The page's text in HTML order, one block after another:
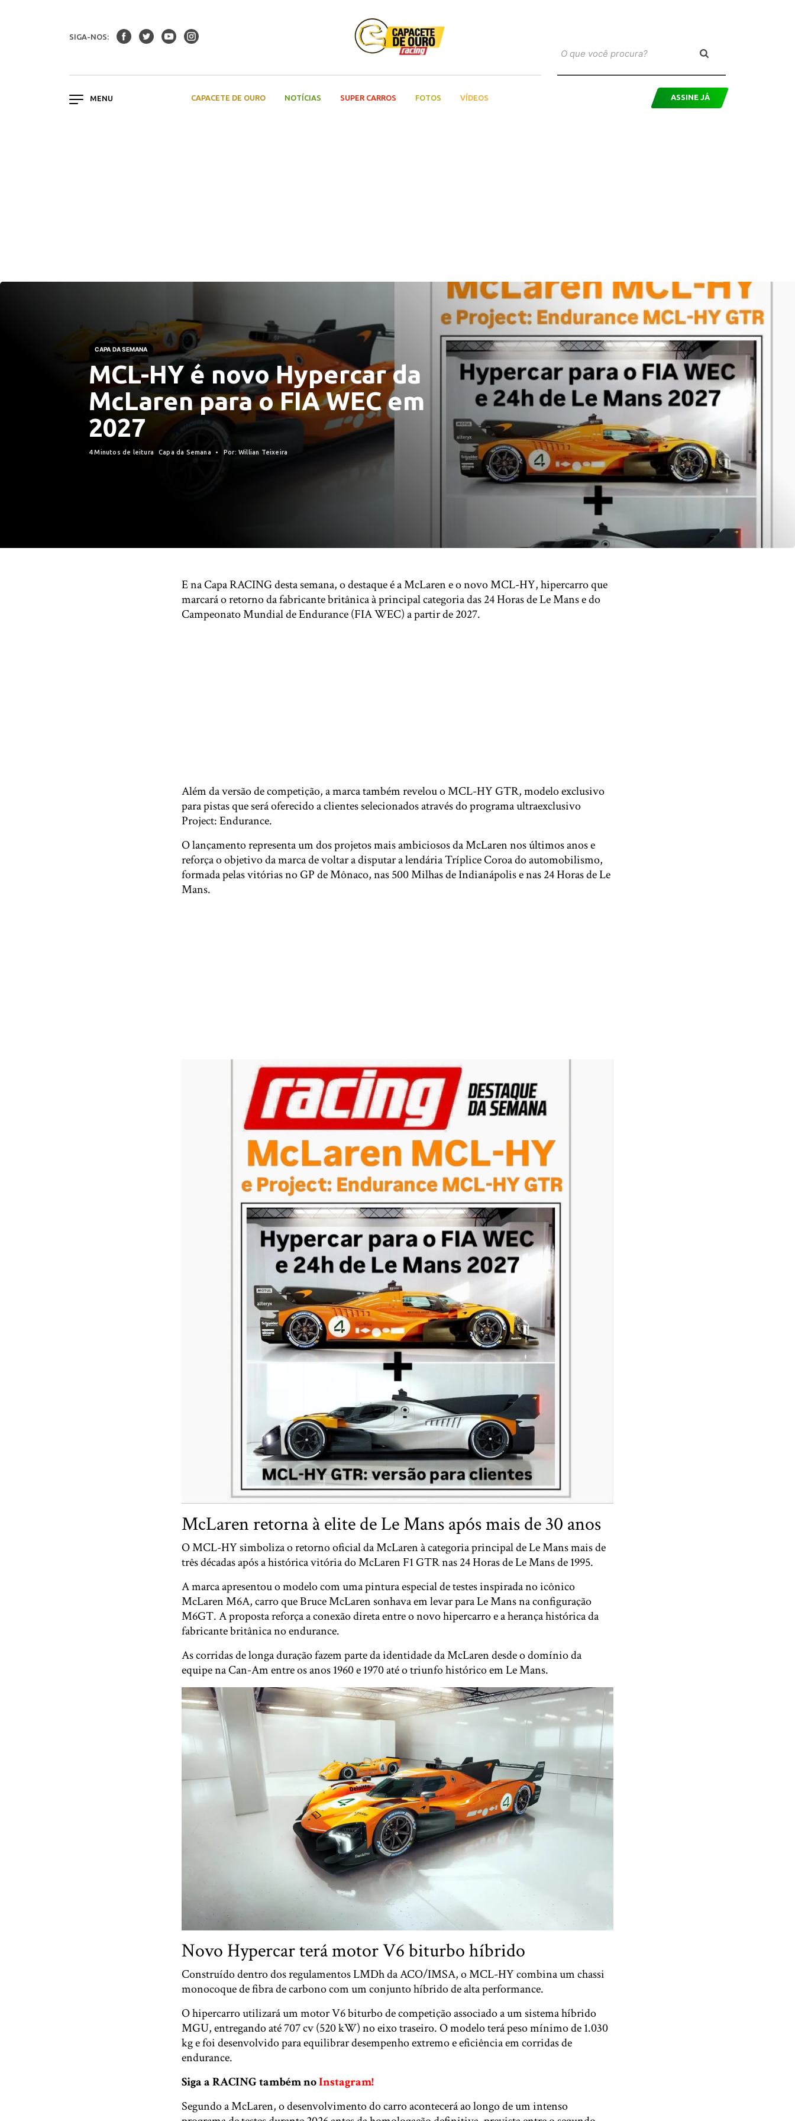
SIGA-NOS:
CAPACETE DE OURO NOTÍCIAS SUPER CARROS FOTOS VÍDEOS ASSINE JÁ
CAPA DA SEMANA
MCL-HY é novo Hypercar da
McLaren para o FIA WEC em
2027
4 Minutos de leitura Capa da Semana Por: Willian Teixeira
E na Capa RACING desta semana, o destaque é a McLaren e o novo MCL-HY, hipercarro que
marcará o retorno da fabricante britânica à principal categoria das 24 Horas de Le Mans e do
Campeonato Mundial de Endurance (FIA WEC) a partir de 2027.
Além da versão de competição, a marca também revelou o MCL-HY GTR, modelo exclusivo
para pistas que será oferecido a clientes selecionados através do programa ultraexclusivo
Project: Endurance.
O lançamento representa um dos projetos mais ambiciosos da McLaren nos últimos anos e
reforça o objetivo da marca de voltar a disputar a lendária Tríplice Coroa do automobilismo,
formada pelas vitórias no GP de Mônaco, nas 500 Milhas de Indianápolis e nas 24 Horas de Le
Mans.
McLaren retorna à elite de Le Mans após mais de 30 anos
O MCL-HY simboliza o retorno oficial da McLaren à categoria principal de Le Mans mais de
três décadas após a histórica vitória do McLaren F1 GTR nas 24 Horas de Le Mans de 1995.
A marca apresentou o modelo com uma pintura especial de testes inspirada no icônico
McLaren M6A, carro que Bruce McLaren sonhava em levar para Le Mans na configuração
M6GT. A proposta reforça a conexão direta entre o novo hipercarro e a herança histórica da
fabricante britânica no endurance.
As corridas de longa duração fazem parte da identidade da McLaren desde o domínio da
equipe na Can-Am entre os anos 1960 e 1970 até o triunfo histórico em Le Mans.
Novo Hypercar terá motor V6 biturbo híbrido
Construído dentro dos regulamentos LMDh da ACO/IMSA, o MCL-HY combina um chassi
monocoque de fibra de carbono com um conjunto híbrido de alta performance.
O hipercarro utilizará um motor V6 biturbo de competição associado a um sistema híbrido
MGU, entregando até 707 cv (520 kW) no eixo traseiro. O modelo terá peso mínimo de 1.030
kg e foi desenvolvido para equilibrar desempenho extremo e eficiência em corridas de
endurance.
Siga a RACING também noInstagram!
Segundo a McLaren, o desenvolvimento do carro acontecerá ao longo de um intenso